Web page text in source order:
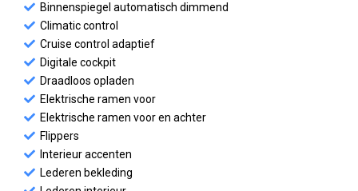
Binnenspiegel automatisch dimmend
Climatic control
Cruise control adaptief
Digitale cockpit
Draadloos opladen
Elektrische ramen voor
Elektrische ramen voor en achter
Flippers
Interieur accenten
Lederen bekleding